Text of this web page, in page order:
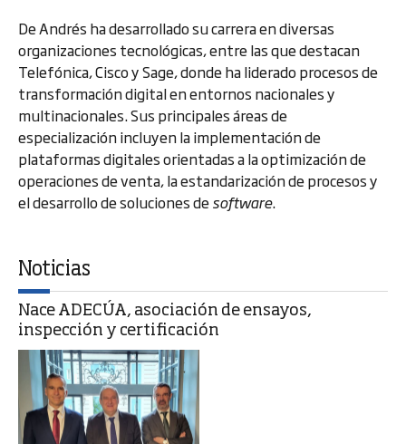
De Andrés ha desarrollado su carrera en diversas
organizaciones tecnológicas, entre las que destacan
Telefónica, Cisco y Sage, donde ha liderado procesos de
transformación digital en entornos nacionales y
multinacionales. Sus principales áreas de
especialización incluyen la implementación de
plataformas digitales orientadas a la optimización de
operaciones de venta, la estandarización de procesos y
el desarrollo de soluciones desoftware.
Noticias
Nace ADECÚA, asociación de ensayos,
inspección y certificación